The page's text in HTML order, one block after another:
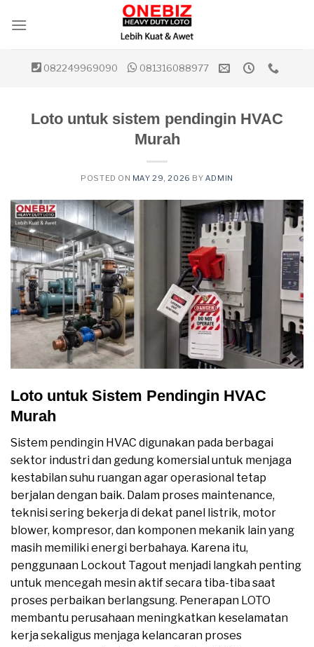
082249969090 081316088977
Loto untuk sistem pendingin HVAC
Murah
POSTED ON MAY 29, 2026 BY ADMIN
Loto untuk Sistem Pendingin HVAC
Murah
Sistem pendingin HVAC digunakan pada berbagai
sektor industri dan gedung komersial untuk menjaga
kestabilan suhu ruangan agar operasional tetap
berjalan dengan baik. Dalam proses maintenance,
teknisi sering bekerja di dekat panel listrik, motor
blower, kompresor, dan komponen mekanik lain yang
masih memiliki energi berbahaya. Karena itu,
penggunaan Lockout Tagout menjadi langkah penting
untuk mencegah mesin aktif secara tiba-tiba saat
proses perbaikan berlangsung. Penerapan LOTO
membantu perusahaan meningkatkan keselamatan
kerja sekaligus menjaga kelancaran proses